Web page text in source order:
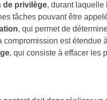
de privilège, durant laquelle
tâches pouvant être
, qui permet de
compromission est
, qui consiste à effacer les